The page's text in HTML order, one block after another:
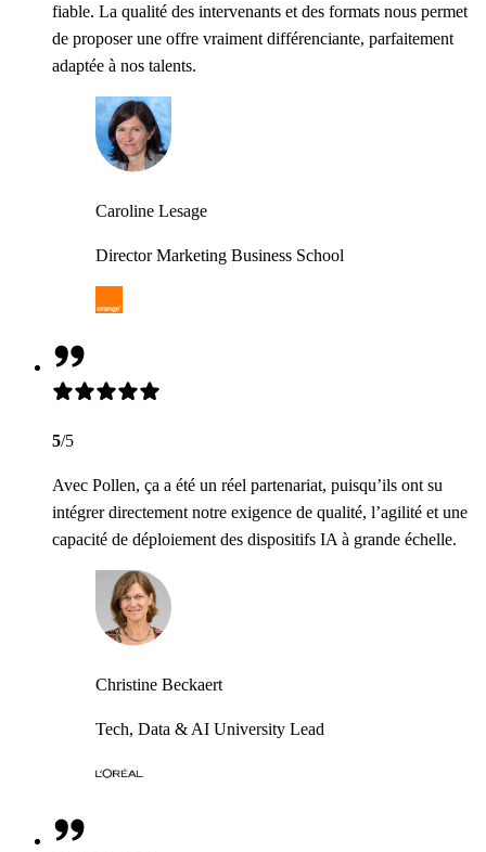
fiable. La qualité des intervenants et des formats nous permet
de proposer une offre vraiment différenciante, parfaitement
adaptée à nos talents.
Caroline Lesage
Director Marketing Business School
5/5
Avec Pollen, ça a été un réel partenariat, puisqu’ils ont su
intégrer directement notre exigence de qualité, l’agilité et une
capacité de déploiement des dispositifs IA à grande échelle.
Christine Beckaert
Tech, Data & AI University Lead